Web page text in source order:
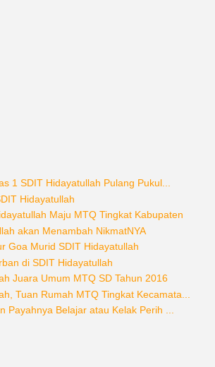
1 SDIT Hidayatullah Pulang Pukul...
Hidayatullah
Maju MTQ Tingkat Kabupaten
akan Menambah NikmatNYA
Goa Murid SDIT Hidayatullah
di SDIT Hidayatullah
Juara Umum MTQ SD Tahun 2016
Tuan Rumah MTQ Tingkat Kecamata...
Payahnya Belajar atau Kelak Perih ...